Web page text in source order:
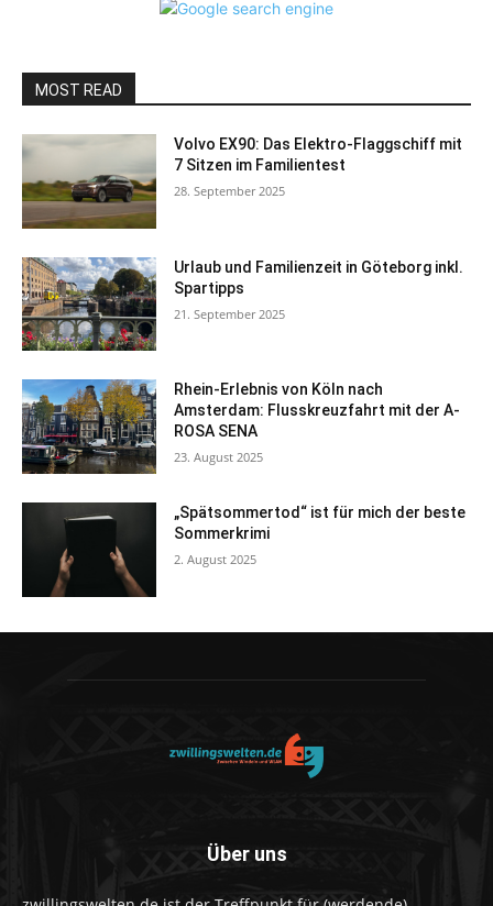
MOST READ
Volvo EX90: Das Elektro-Flaggschiff mit
7 Sitzen im Familientest
28. September 2025
Urlaub und Familienzeit in Göteborg inkl.
Spartipps
21. September 2025
Rhein-Erlebnis von Köln nach
Amsterdam: Flusskreuzfahrt mit der A-
ROSA SENA
23. August 2025
„Spätsommertod“ ist für mich der beste
Sommerkrimi
2. August 2025
Über uns